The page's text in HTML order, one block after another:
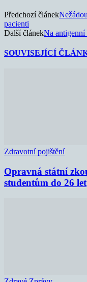
Předchozí článek
pacienti
Další článekNa antigenní
SOUVISEJÍCÍ
Zdravotní pojištění
Opravná státní
studentům do 26 let